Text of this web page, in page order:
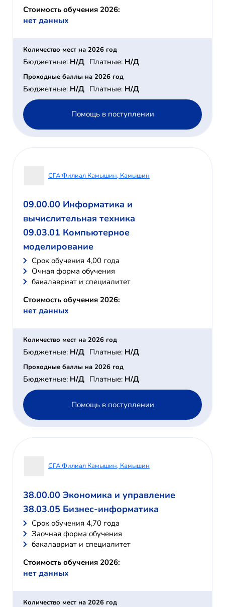
Стоимость обучения 2026:
нет данных
Количество мест на 2026 год
Бюджетные: Н/Д Платные: Н/Д
Проходные баллы на 2026 год
Бюджетные: Н/Д Платные: Н/Д
Помощь в поступлении
СГА Филиал Камышин, Камышин
09.00.00 Информатика и
вычислительная техника
09.03.01 Компьютерное
моделирование
Cрок обучения 4,00 года
Очная форма обучения
бакалавриат и специалитет
Стоимость обучения 2026:
нет данных
Количество мест на 2026 год
Бюджетные: Н/Д Платные: Н/Д
Проходные баллы на 2026 год
Бюджетные: Н/Д Платные: Н/Д
Помощь в поступлении
СГА Филиал Камышин, Камышин
38.00.00 Экономика и управление
38.03.05 Бизнес-информатика
Cрок обучения 4,70 года
Заочная форма обучения
бакалавриат и специалитет
Стоимость обучения 2026:
нет данных
Количество мест на 2026 год